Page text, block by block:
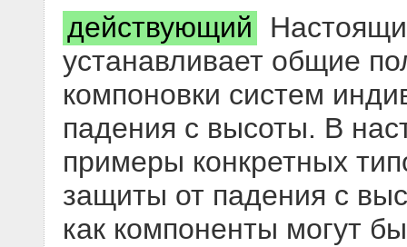
действующий
устанавливает общие
компоновки систем
падения с высоты. В
примеры конкретных
защиты от падения с
как компоненты могут